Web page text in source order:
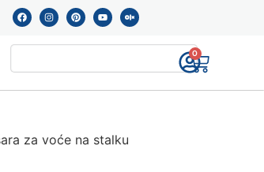
0
za voće na stalku